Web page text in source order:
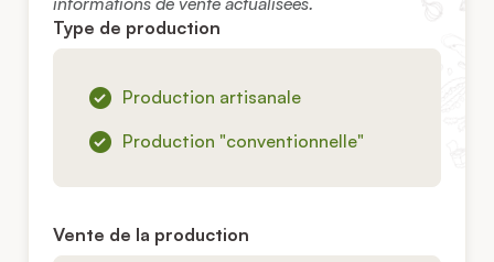
Type de production
Production artisanale
Production "conventionnelle"
Vente de la production